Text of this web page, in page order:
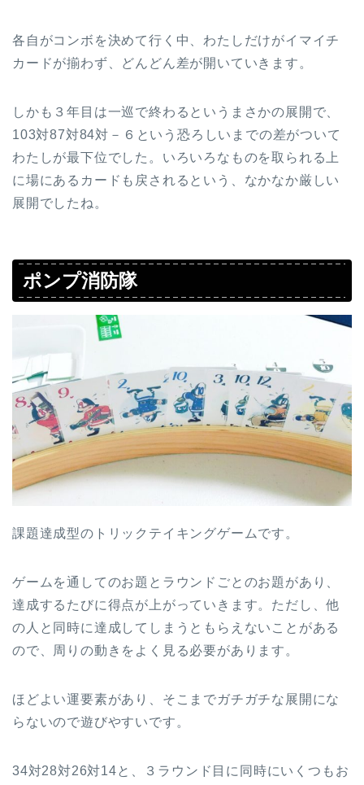
各自がコンボを決めて行く中、わたしだけがイマイチ
カードが揃わず、どんどん差が開いていきます。
しかも３年目は一巡で終わるというまさかの展開で、
103対87対84対－６という恐ろしいまでの差がついて
わたしが最下位でした。いろいろなものを取られる上
に場にあるカードも戻されるという、なかなか厳しい
展開でしたね。
ポンプ消防隊
課題達成型のトリックテイキングゲームです。
ゲームを通してのお題とラウンドごとのお題があり、
達成するたびに得点が上がっていきます。ただし、他
の人と同時に達成してしまうともらえないことがある
ので、周りの動きをよく見る必要があります。
ほどよい運要素があり、そこまでガチガチな展開にな
らないので遊びやすいです。
34対28対26対14と、３ラウンド目に同時にいくつもお